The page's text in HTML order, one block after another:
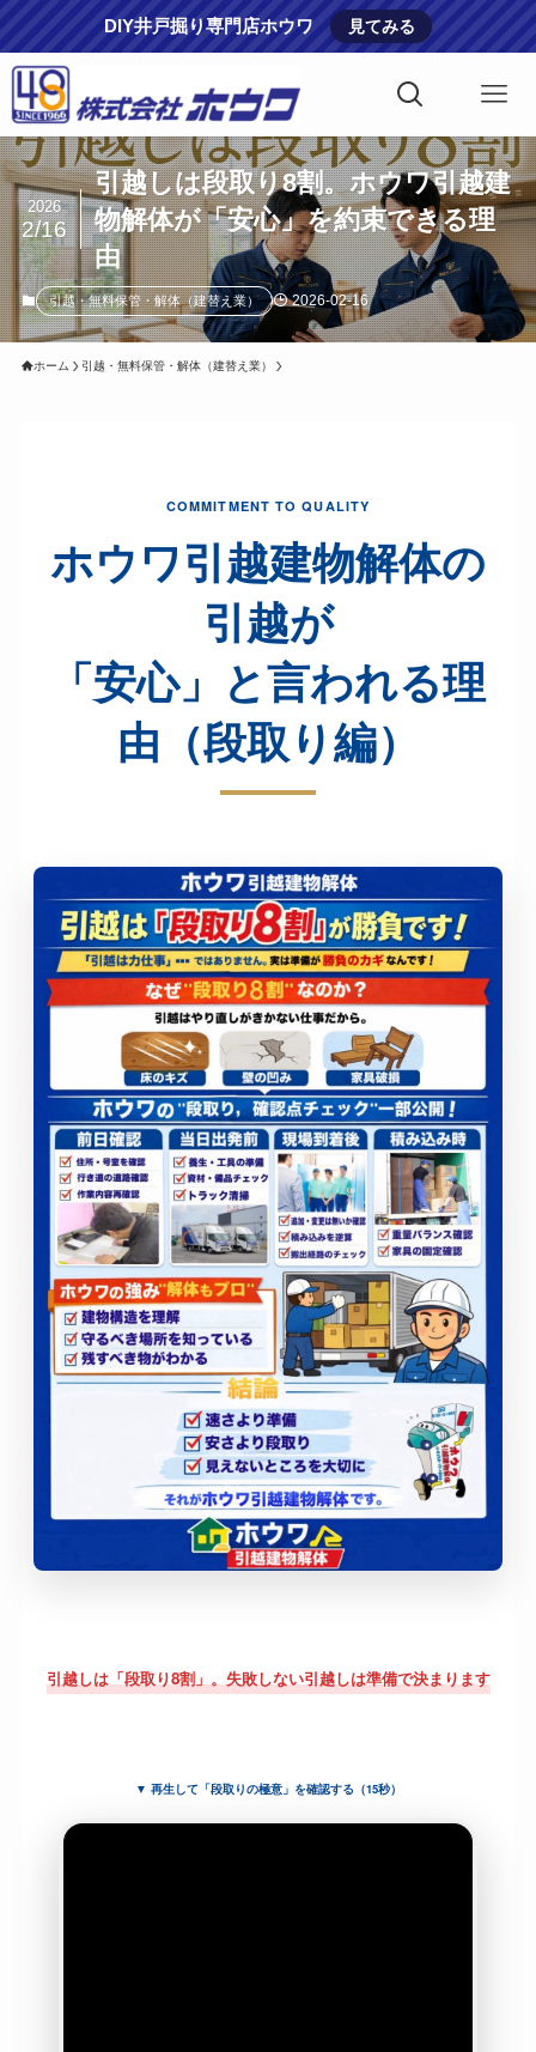
DIY井戸掘り専門店ホウワ 見てみる
引越しは段取り8割。ホウワ引越建
物解体が「安心」を約束できる理
由
2026
2/16
引越・無料保管・解体（建替え業） 2026-02-16
ホーム 引越・無料保管・解体（建替え業）
COMMITMENT TO QUALITY
ホウワ引越建物解体の
引越が
「安心」と言われる理
由（段取り編）
引越しは「段取り8割」。失敗しない引越しは準備で決まります
▼ 再生して「段取りの極意」を確認する（15秒）